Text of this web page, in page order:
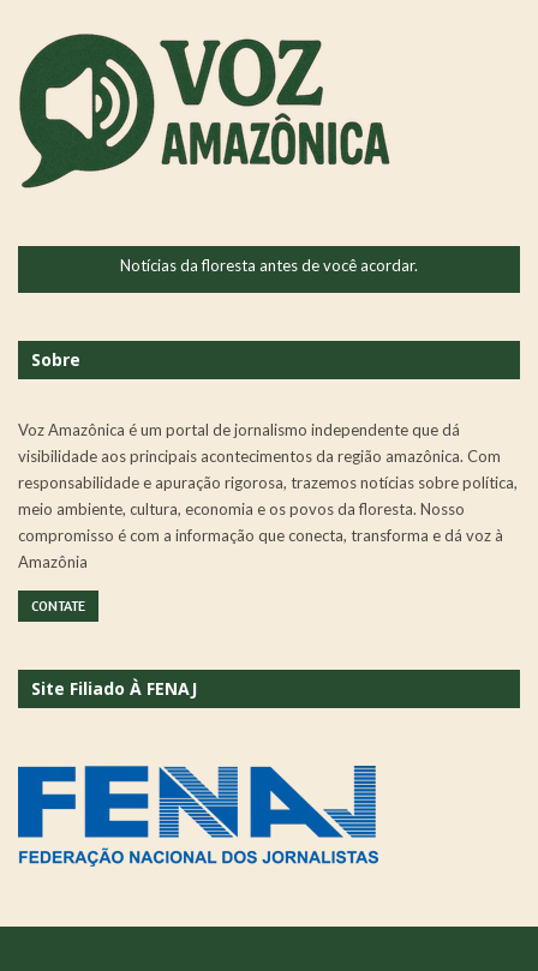
Notícias da floresta antes de você acordar.
Sobre
Voz Amazônica é um portal de jornalismo independente que dá
visibilidade aos principais acontecimentos da região amazônica. Com
responsabilidade e apuração rigorosa, trazemos notícias sobre política,
meio ambiente, cultura, economia e os povos da floresta. Nosso
compromisso é com a informação que conecta, transforma e dá voz à
Amazônia
CONTATE
Site Filiado À FENAJ